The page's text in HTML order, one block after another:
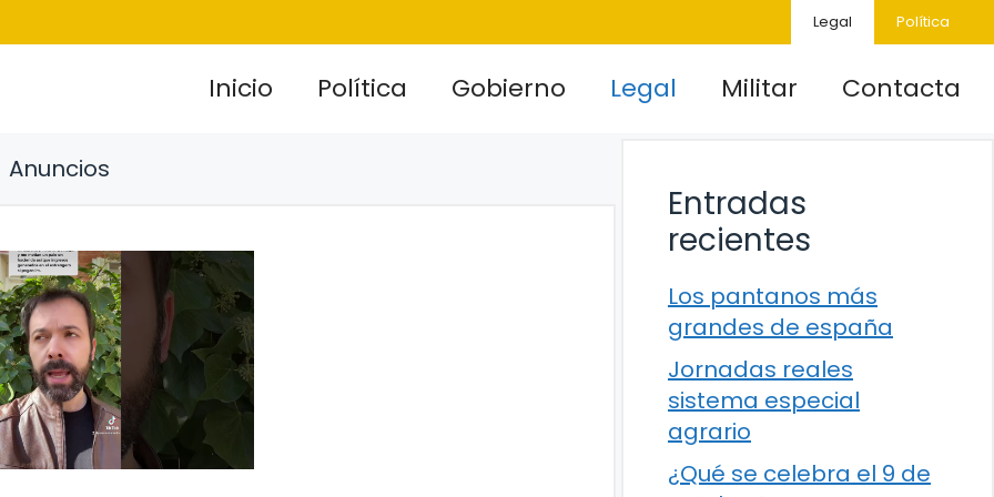
Legal Política
Inicio Política Gobierno Legal Militar Contacta
Anuncios
Entradas
recientes
Los pantanos más
grandes de españa
Jornadas reales
sistema especial
agrario
¿Qué se celebra el 9 de